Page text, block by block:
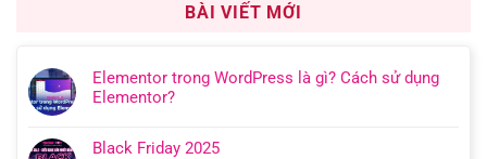
BÀI VIẾT MỚI
Elementor trong WordPress là gì? Cách sử dụng
Elementor?
Black Friday 2025